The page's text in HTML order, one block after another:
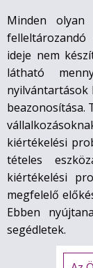
Minden olyan
ideje nem
látható
nyilvántartások
beazonosítása.
kiértékelési
tételes
kiértékelési
megfelelő
Ebben
segédletek.